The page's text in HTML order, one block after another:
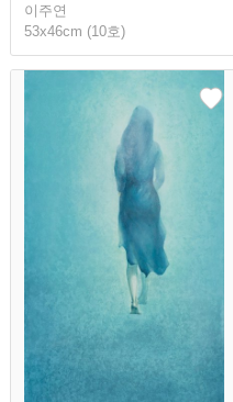
이주연
53x46cm (10호)